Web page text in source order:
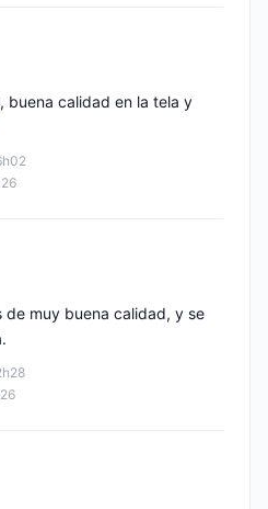
buena calidad en la tela y
muy buena calidad, y se